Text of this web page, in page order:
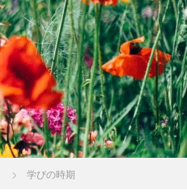
学びの時期